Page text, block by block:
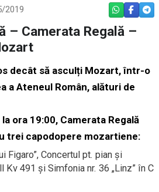
2019 WHATSAPP
– Camerata Regală –
decât să asculți Mozart, într-o
a Ateneul Român, alături de
ora 19:00, Camerata Regală
trei capodopere mozartiene:
Figaro”, Concertul pt. pian și
491 și Simfonia nr. 36 „Linz” în C